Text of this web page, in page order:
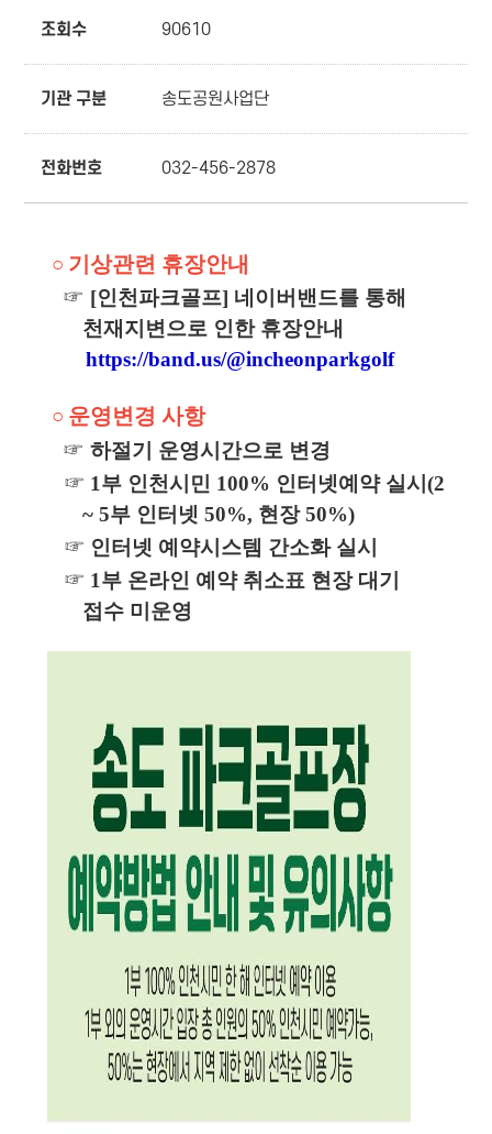
조회수 90610
기관 구분 송도공원사업단
전화번호 032-456-2878
○ 기상관련 휴장안내
☞ [인천파크골프] 네이버밴드를 통해
천재지변으로 인한 휴장안내
https://band.us/@incheonparkgolf
○ 운영변경 사항
☞ 하절기 운영시간으로 변경
☞ 1부 인천시민 100% 인터넷예약 실시(2
~ 5부 인터넷 50%, 현장 50%)
☞ 인터넷 예약시스템 간소화 실시
☞ 1부 온라인 예약 취소표 현장 대기
접수 미운영